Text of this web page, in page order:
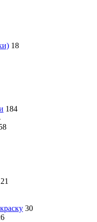
18
184
30